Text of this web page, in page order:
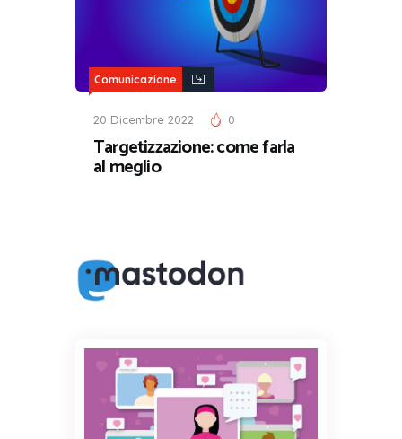
Comunicazione
20 Dicembre 2022 0
Targetizzazione: come farla
al meglio